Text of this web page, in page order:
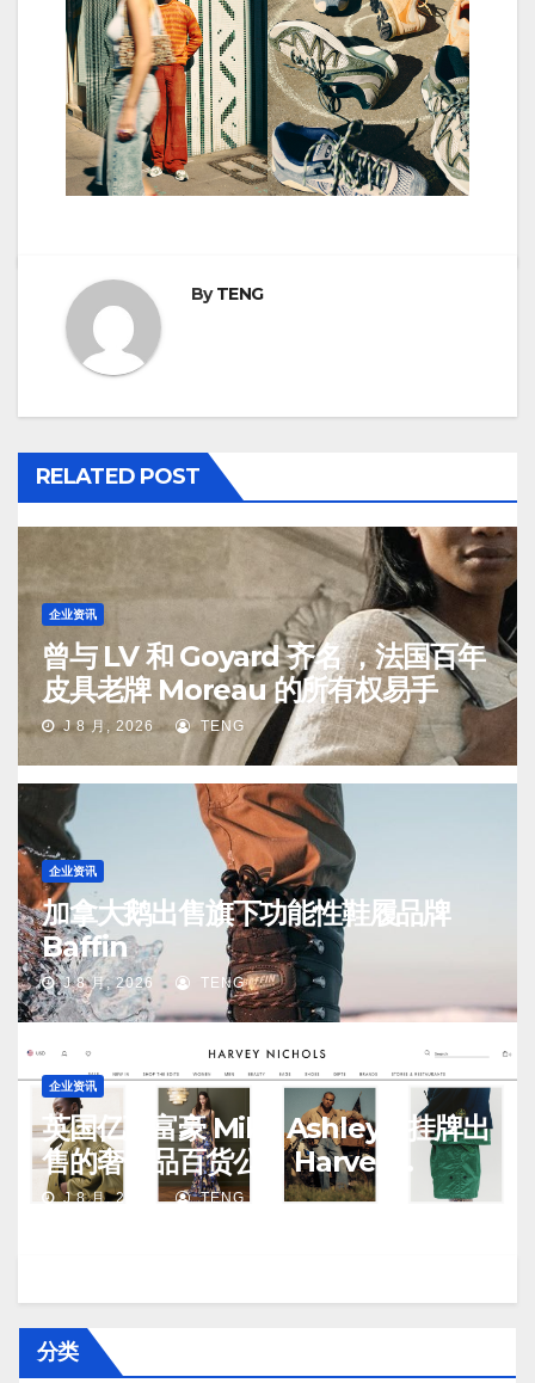
ByTENG
RELATED POST
企业资讯
曾与 LV 和 Goyard 齐名 ，法国百年
皮具老牌 Moreau 的所有权易手
J 8 月, 2026 TENG
企业资讯
加拿大鹅出售旗下功能性鞋履品牌
Baffin
J 8 月, 2026 TENG
企业资讯
英国亿万富豪 Mike Ashley：挂牌出
售的奢侈品百货公司 Harvey
Nichols 正陷入“死亡螺旋”
J 8 月, 2026 TENG
分类